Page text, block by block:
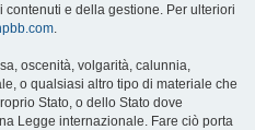
e della gestione. Per ulteriori
.
oscenità, volgarità, calunnia,
o qualsiasi altro tipo di materiale che
Stato, o dello Stato dove
Legge internazionale. Fare ciò porta